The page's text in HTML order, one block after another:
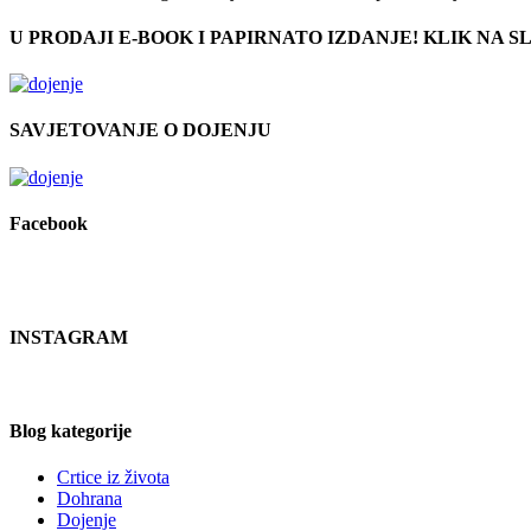
U PRODAJI E-BOOK I PAPIRNATO IZDANJE! KLIK NA
SAVJETOVANJE O DOJENJU
Facebook
INSTAGRAM
Blog kategorije
Crtice iz života
Dohrana
Dojenje